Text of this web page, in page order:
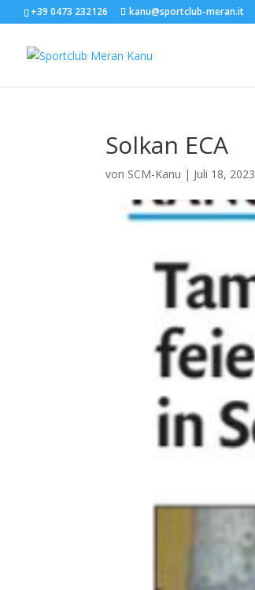
+39 0473 232126 kanu@sportclub-meran.it
Solkan ECA
von SCM-Kanu | Juli 18, 2023